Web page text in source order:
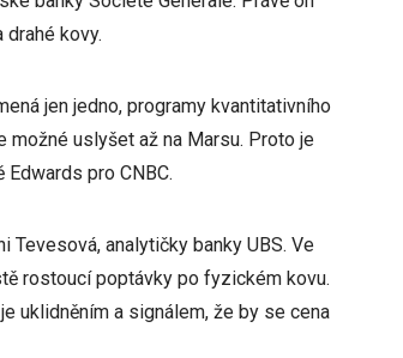
kovy.
jen jedno, programy kvantitativního
možné uslyšet až na Marsu. Proto je
pro CNBC.
Tevesová, analytičky banky UBS. Ve
rostoucí poptávky po fyzickém kovu.
uklidněním a signálem, že by se cena